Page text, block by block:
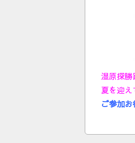
湿原探勝
夏を迎え
ご参加お